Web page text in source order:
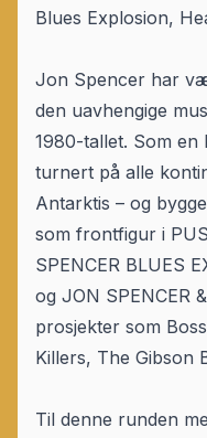
Blues Explosion,
Jon Spencer har
den uavhengige
1980-tallet. Som
turnert på alle
Antarktis – og
som frontfigur i
SPENCER BLUES
og JON SPENCER
prosjekter som
Killers, The Gibson
Til denne runden